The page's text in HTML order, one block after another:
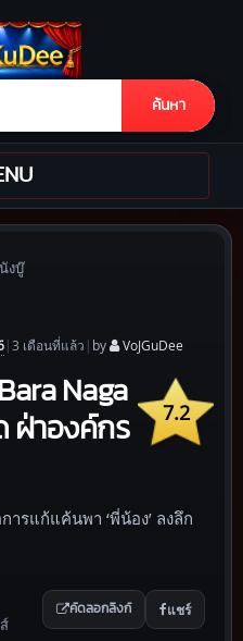
ค้นหา
งบู๊
|3 เดือนที่แล้ว | by VoJGuDee
7.2
Naga
ฝ่าองค์กร
ารแก้แค้นพา ‘พี่น้อง’ ลงลึก
คัดลอกลิงก์ แชร์